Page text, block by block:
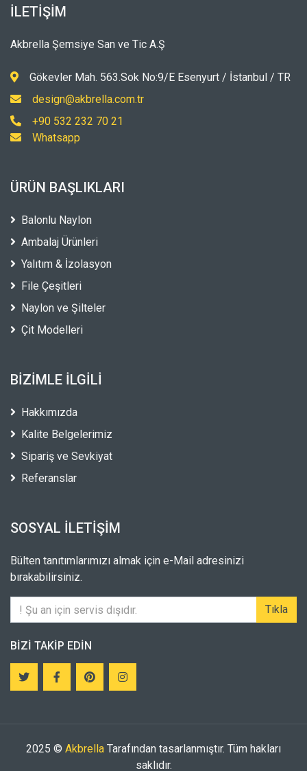
İLETIŞIM
Akbrella Şemsiye San ve Tic A.Ş
Gökevler Mah. 563.Sok No:9/E Esenyurt / İstanbul / TR
design@akbrella.com.tr
+90 532 232 70 21
Whatsapp
ÜRÜN BAŞLIKLARI
Balonlu Naylon
Ambalaj Ürünleri
Yalıtım & İzolasyon
File Çeşitleri
Naylon ve Şilteler
Çit Modelleri
BIZIMLE İLGILI
Hakkımızda
Kalite Belgelerimiz
Sipariş ve Sevkiyat
Referanslar
SOSYAL İLETIŞIM
Bülten tanıtımlarımızı almak için e-Mail adresinizi
bırakabilirsiniz.
Tıkla
BIZI TAKIP EDIN
2025 © Akbrella Tarafından tasarlanmıştır. Tüm hakları
saklıdır.